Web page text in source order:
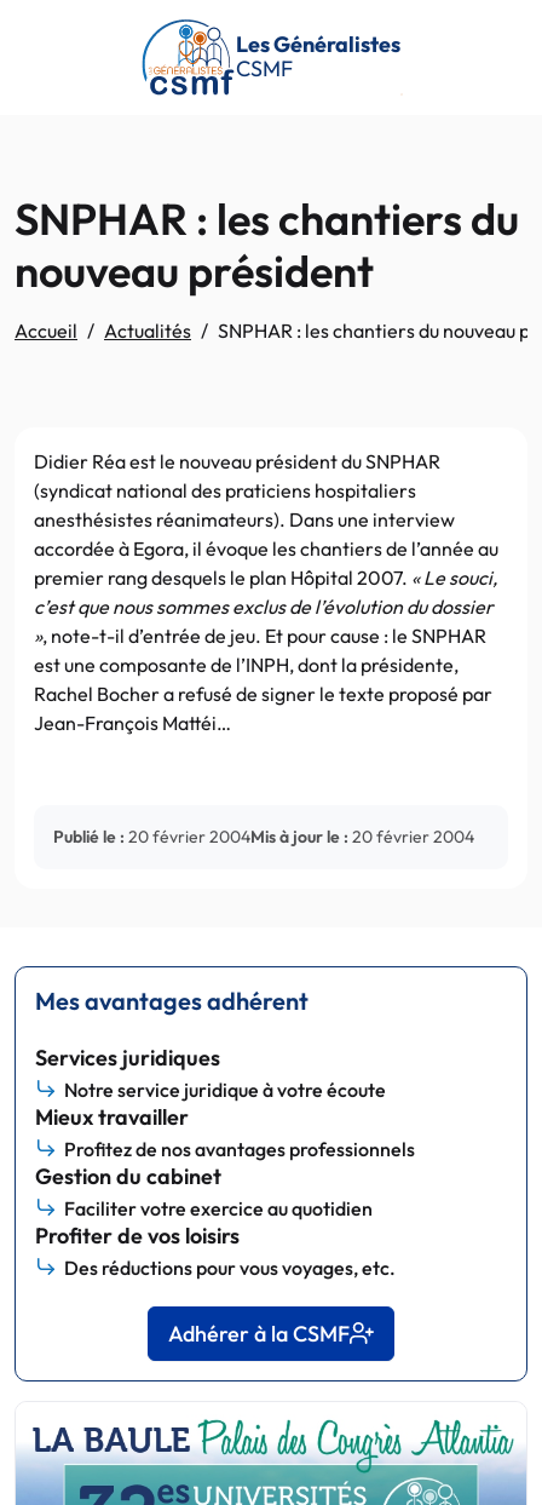
Passer au contenu principal
Les Généralistes
CSMF
SNPHAR : les chantiers du
nouveau président
Accueil Actualités SNPHAR : les chantiers du nouveau
Didier Réa est le nouveau président du SNPHAR
(syndicat national des praticiens hospitaliers
anesthésistes réanimateurs). Dans une interview
accordée à Egora, il évoque les chantiers de l’année au
premier rang desquels le plan Hôpital 2007. « Le souci,
c’est que nous sommes exclus de l’évolution du dossier
», note-t-il d’entrée de jeu. Et pour cause : le SNPHAR
est une composante de l’INPH, dont la présidente,
Rachel Bocher a refusé de signer le texte proposé par
Jean-François Mattéi…
Publié le : 20 février 2004Mis à jour le : 20 février 2004
Mes avantages adhérent
Services juridiques
Notre service juridique à votre écoute
Mieux travailler
Profitez de nos avantages professionnels
Gestion du cabinet
Faciliter votre exercice au quotidien
Profiter de vos loisirs
Des réductions pour vous voyages, etc.
Adhérer à la CSMF